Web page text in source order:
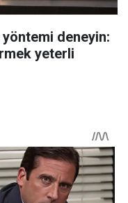
deneyin:
yeterli